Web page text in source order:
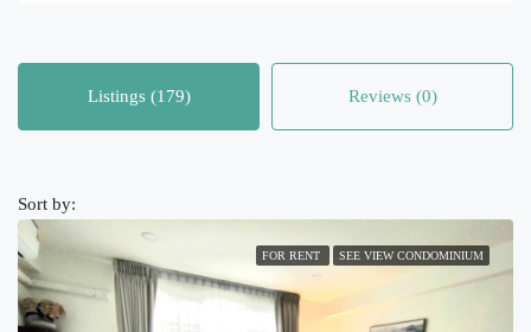
Listings (179) Reviews (0)
Sort by:
FOR RENT SEE VIEW CONDOMINIUM